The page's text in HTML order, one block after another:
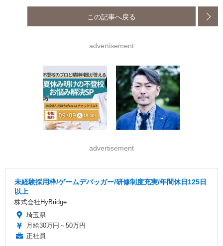
この記事へ戻る
advertisement
advertisement
未経験採用枠/ゲームデバッガー/研修制度充実/年間休日125日
以上
株式会社HyBridge
埼玉県
月給30万円～50万円
正社員